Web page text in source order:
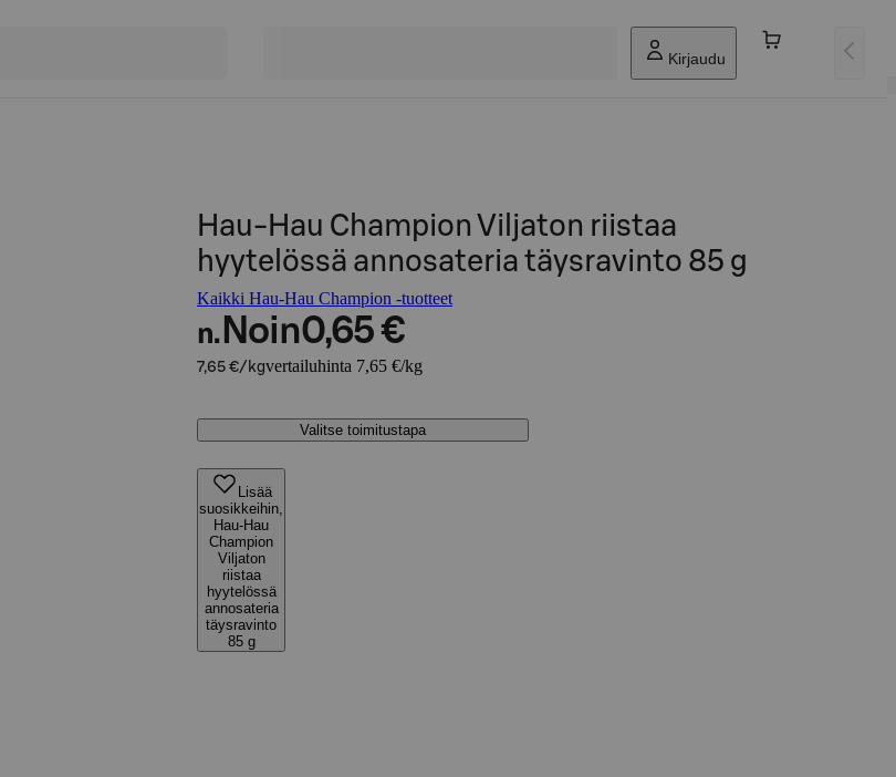
Kirjaudu
Hau-Hau Champion Viljaton riistaa
hyytelössä annosateria täysravinto 85 g
Kaikki Hau-Hau Champion -tuotteet
n. Noin0,65 €
7,65 €/kgvertailuhinta 7,65 €/kg
Valitse toimitustapa
Lisää
suosikkeihin,
Hau-Hau
Champion
Viljaton
riistaa
hyytelössä
annosateria
täysravinto
85 g